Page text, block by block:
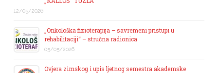
12/05/2026
„Onkološka fizioterapija – savremeni pristupi u
rehabilitaciji“ – stručna radionica
05/05/2026
Ovjera zimskog i upis ljetnog semestra akademske